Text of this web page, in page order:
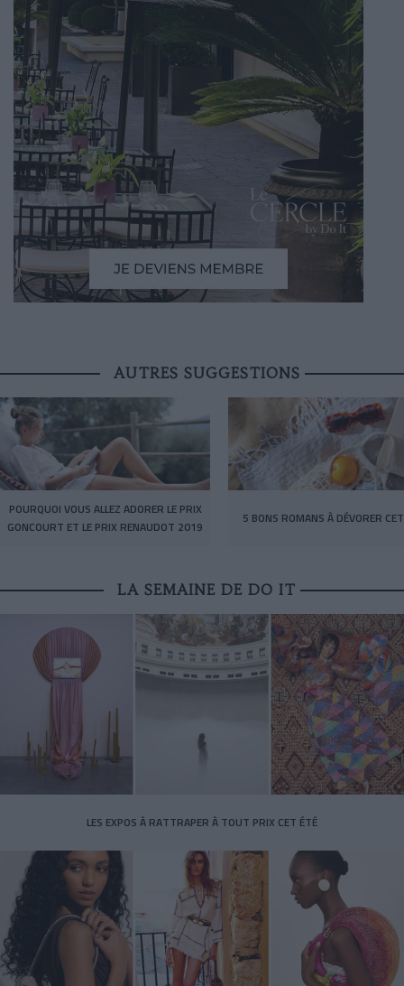
AUTRES SUGGESTIONS
POURQUOI VOUS ALLEZ ADORER LE PRIX
GONCOURT ET LE PRIX RENAUDOT 2019
5 BONS ROMANS À DÉVORER
LA SEMAINE DE DO IT
LES EXPOS À RATTRAPER À TOUT PRIX CET ÉTÉ